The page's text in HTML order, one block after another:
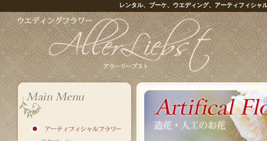
レンタル、ブーケ、ウエディング、アーティフィシャ